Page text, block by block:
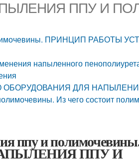
ППУ И
ПРИНЦИП РАБОТЫ
напыленного
ОБОРУДОВАНИЯ ДЛЯ
Из чего состоит
ппу и
ППУ И